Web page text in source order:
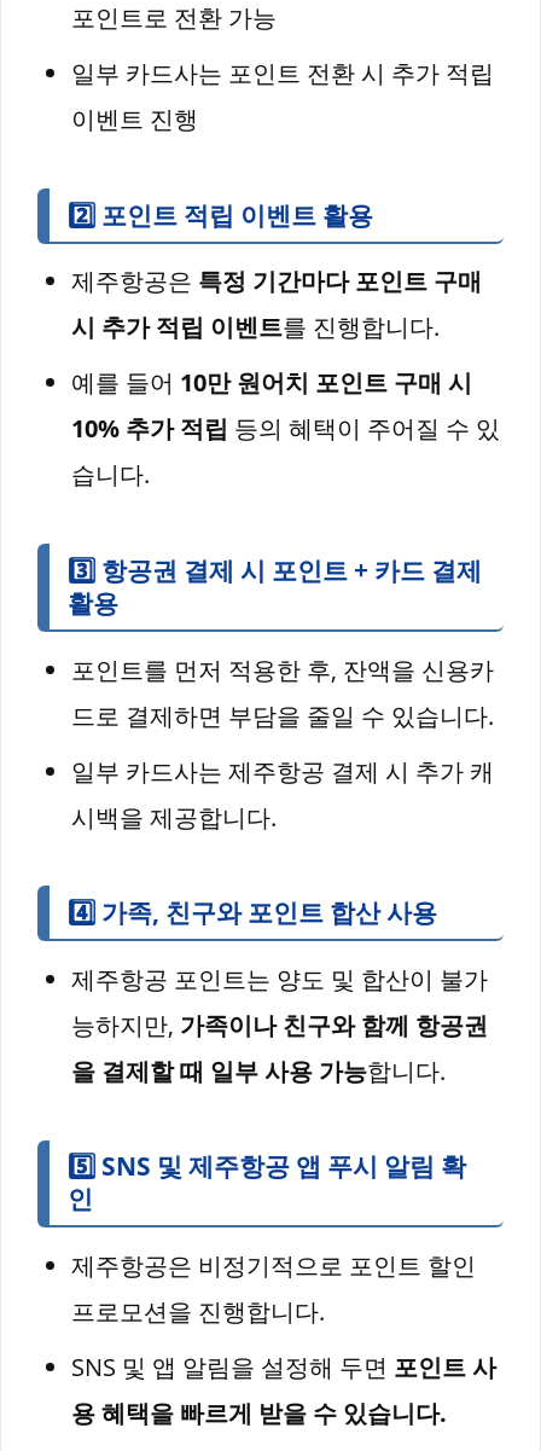
포인트로 전환 가능
일부 카드사는 포인트 전환 시 추가 적립
이벤트 진행
2️⃣ 포인트 적립 이벤트 활용
제주항공은 특정 기간마다 포인트 구매
시 추가 적립 이벤트를 진행합니다.
예를 들어 10만 원어치 포인트 구매 시
10% 추가 적립 등의 혜택이 주어질 수 있
습니다.
3️⃣ 항공권 결제 시 포인트 + 카드 결제
활용
포인트를 먼저 적용한 후, 잔액을 신용카
드로 결제하면 부담을 줄일 수 있습니다.
일부 카드사는 제주항공 결제 시 추가 캐
시백을 제공합니다.
4️⃣ 가족, 친구와 포인트 합산 사용
제주항공 포인트는 양도 및 합산이 불가
능하지만, 가족이나 친구와 함께 항공권
을 결제할 때 일부 사용 가능합니다.
5️⃣ SNS 및 제주항공 앱 푸시 알림 확
인
제주항공은 비정기적으로 포인트 할인
프로모션을 진행합니다.
SNS 및 앱 알림을 설정해 두면 포인트 사
용 혜택을 빠르게 받을 수 있습니다.